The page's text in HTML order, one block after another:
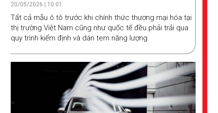
20/05/2026 | 10:01
Tất cả mẫu ô tô trước khi chính thức thương mại hóa tại
thị trường Việt Nam cũng như quốc tế đều phải trải qua
quy trình kiểm định và dán tem năng lượng.